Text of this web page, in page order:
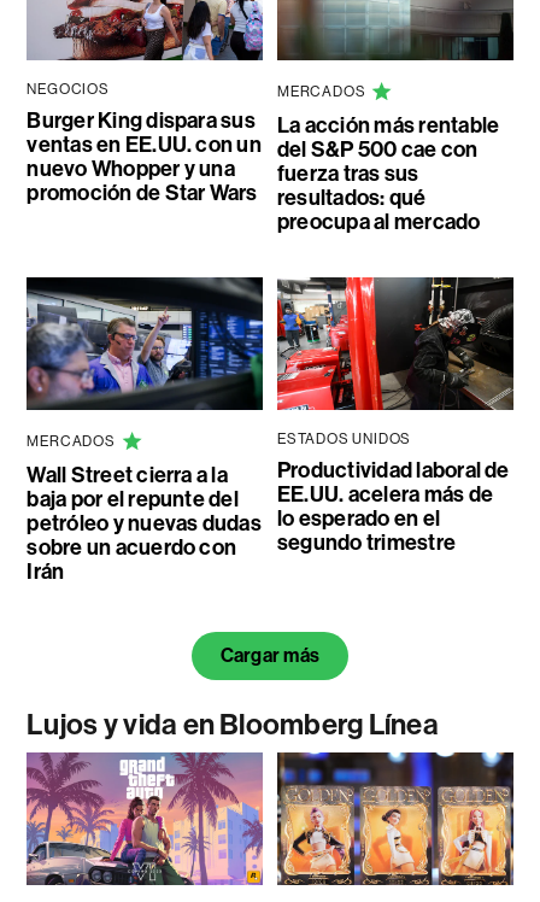
NEGOCIOS
Burger King dispara sus
ventas en EE.UU. con un
nuevo Whopper y una
promoción de Star Wars
MERCADOS
La acción más rentable
del S&P 500 cae con
fuerza tras sus
resultados: qué
preocupa al mercado
MERCADOS
Wall Street cierra a la
baja por el repunte del
petróleo y nuevas dudas
sobre un acuerdo con
Irán
ESTADOS UNIDOS
Productividad laboral de
EE.UU. acelera más de
lo esperado en el
segundo trimestre
Cargar más
Lujos y vida en Bloomberg Línea